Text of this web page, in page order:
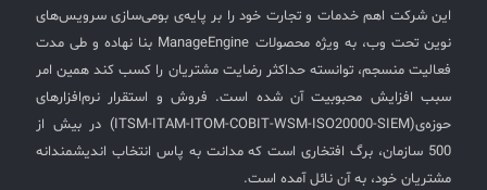
تنها به بهبود تجربه کاربری کمک می‌کند، بلکه به سازمان‌ها این
امکان را می‌دهد که از امکانات و قابلیت‌های این ابزار به‌طور
کامل بهره‌برداری کنند. با بهره‌گیری از این نسخه فارسی‌سازی
شده، سازمان‌ها می‌توانند به‌طور مؤثرتر و کارآمدتری خدمات
فناوری اطلاعات خود را مدیریت کنن و چه بهتر این بسته‌ی
جامع را از مدانت تهیه کنید.
این شرکت اهم خدمات و تجارت خود را بر پایه‌ی بومی‌سازی سرویس‌های
نوین تحت وب، به ویژه محصولات ManageEngine بنا نهاده و طی مدت
فعالیت منسجم، توانسته حداکثر رضایت مشتریان را کسب کند همین امر
سبب افزایش محبوبیت آن شده است. فروش و استقرار نرم‌افزارهای
حوزه‌ی(ITSM-ITAM-ITOM-COBIT-WSM-ISO20000-SIEM) در بیش از
500 سازمان، برگ افتخاری است که مدانت به پاس انتخاب اندیشمندانه
مشتریان خود، به آن نائل آمده است.
برنامه‌ساز هوشمند App Creator
سامانه مدیریت امنیت اطلاعات
✧
چارچوب ITIL برای همه
آرشیو دانلودهای مدانت